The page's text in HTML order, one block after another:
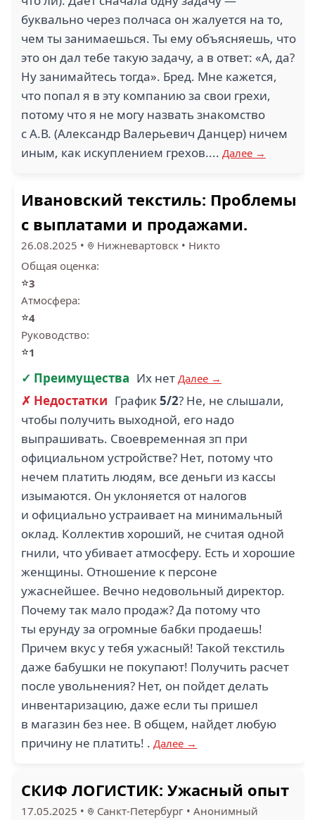
буквально через полчаса он жалуется на то,
чем ты занимаешься. Ты ему объясняешь, что
это он дал тебе такую задачу, а в ответ: «А, да?
Ну занимайтесь тогда». Бред. Мне кажется,
что попал я в эту компанию за свои грехи,
потому что я не могу назвать знакомство
с А.В. (Александр Валерьевич Данцер) ничем
иным, как искуплением грехов.... Далее →
Ивановский текстиль: Проблемы
с выплатами и продажами.
26.08.2025 • Нижневартовск • Никто
Общая оценка:
⭐3
Атмосфера:
⭐4
Руководство:
⭐1
✓ Преимущества Их нет Далее →
✗ Недостатки График5/2? Не, не слышали,
чтобы получить выходной, его надо
выпрашивать. Своевременная зп при
официальном устройстве? Нет, потому что
нечем платить людям, все деньги из кассы
изымаются. Он уклоняется от налогов
и официально устраивает на минимальный
оклад. Коллектив хороший, не считая одной
гнили, что убивает атмосферу. Есть и хорошие
женщины. Отношение к персоне
ужаснейшее. Вечно недовольный директор.
Почему так мало продаж? Да потому что
ты ерунду за огромные бабки продаешь!
Причем вкус у тебя ужасный! Такой текстиль
даже бабушки не покупают! Получить расчет
после увольнения? Нет, он пойдет делать
инвентаризацию, даже если ты пришел
в магазин без нее. В общем, найдет любую
причину не платить! . Далее →
СКИФ ЛОГИСТИК: Ужасный опыт
17.05.2025 • Санкт-Петербург • Анонимный